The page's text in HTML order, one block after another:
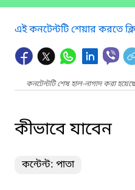
এই কনটেন্টটি শেয়ার করতে
কনটেন্টটি শেষ হাল-নাগাদ করা
কীভাবে যাবেন
কন্টেন্ট: পাতা